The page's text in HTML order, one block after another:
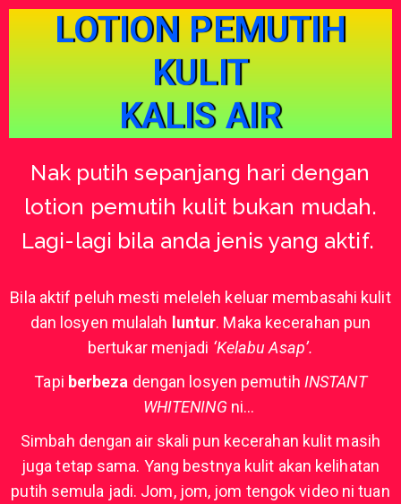
LOTION PEMUTIH
KULIT
KALIS AIR
Nak putih sepanjang hari dengan
lotion pemutih kulit bukan mudah.
Lagi-lagi bila anda jenis yang aktif.
Bila aktif peluh mesti meleleh keluar membasahi kulit
dan losyen mulalah luntur. Maka kecerahan pun
bertukar menjadi ‘Kelabu Asap’.
Tapi berbeza dengan losyen pemutih INSTANT
WHITENINGni…
Simbah dengan air skali pun kecerahan kulit masih
juga tetap sama. Yang bestnya kulit akan kelihatan
putih semula jadi. Jom, jom, jom tengok video ni tuan